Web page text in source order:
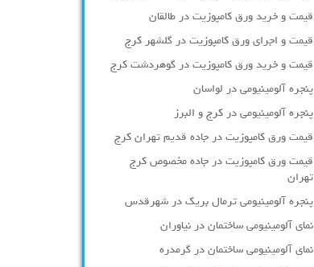
قیمت و خرید ورق کامپوزیت در طالقان
قیمت و اجرای ورق کامپوزیت در گلشهر کرج
قیمت و خرید ورق کامپوزیت در گوهردشت کرج
پنجره آلومینیومی در لواسان
پنجره آلومینیومی در کرج و البرز
قیمت ورق کامپوزیت در جاده قدیم تهران کرج
قیمت ورق کامپوزیت در جاده مخصوص کرج
تهران
پنجره آلومینیومی ترمال بریک در شهرقدس
نمای آلومینیومی ساختمان در نیاوران
نمای آلومینیومی ساختمان در گرمدره